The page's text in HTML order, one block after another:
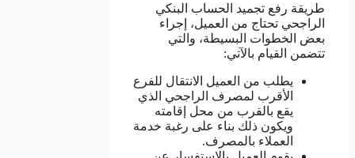
طريقة رفع تجميد الحساب البنكي
الراجحي تحتاج من العميل، إجراء
بعض الخطوات البسيطة، والتي
تتضمن القيام بالآتي:
يطلب من العميل الانتقال للفرع
الأقرب لمصرف الراجحي الذي
يقع بالقرب من محل إقامته
ويكون ذلك بناء على رغبة خدمة
العملاء بالمصرف.